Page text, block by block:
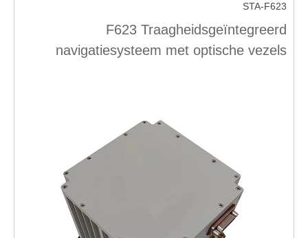
STA-F623
F623 Traagheidsgeïntegreerd
navigatiesysteem met optische vezels